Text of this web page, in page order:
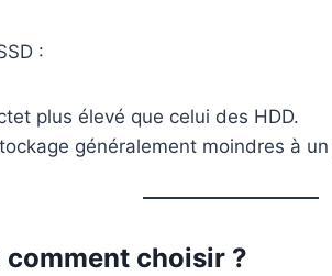
:
plus élevé que celui des HDD.
généralement moindres à
comment choisir ?